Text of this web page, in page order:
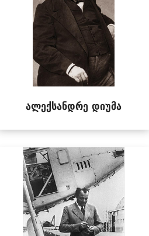
ალექსანდრე დიუმა